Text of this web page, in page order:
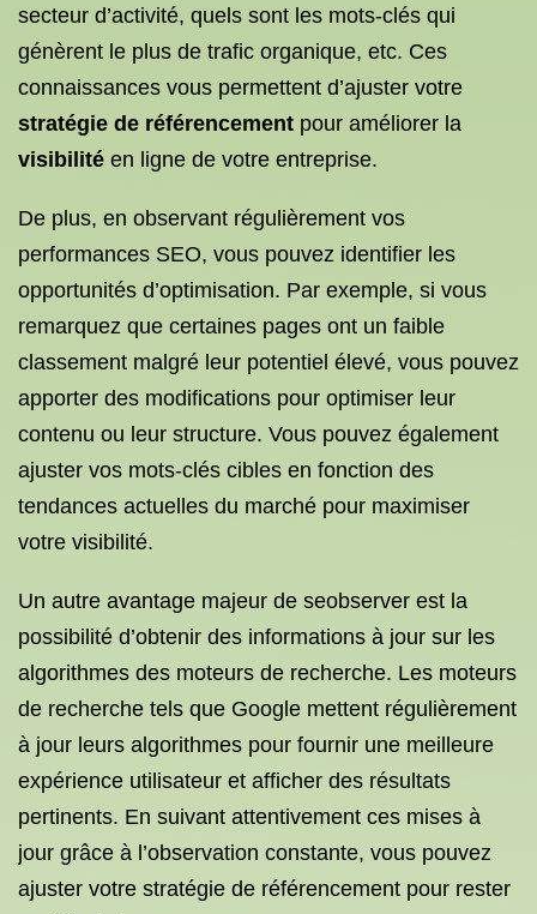
secteur d’activité, quels sont les mots-clés qui
génèrent le plus de trafic organique, etc. Ces
connaissances vous permettent d’ajuster votre
stratégie de référencement pour améliorer la
visibilité en ligne de votre entreprise.
De plus, en observant régulièrement vos
performances SEO, vous pouvez identifier les
opportunités d’optimisation. Par exemple, si vous
remarquez que certaines pages ont un faible
classement malgré leur potentiel élevé, vous pouvez
apporter des modifications pour optimiser leur
contenu ou leur structure. Vous pouvez également
ajuster vos mots-clés cibles en fonction des
tendances actuelles du marché pour maximiser
votre visibilité.
Un autre avantage majeur de seobserver est la
possibilité d’obtenir des informations à jour sur les
algorithmes des moteurs de recherche. Les moteurs
de recherche tels que Google mettent régulièrement
à jour leurs algorithmes pour fournir une meilleure
expérience utilisateur et afficher des résultats
pertinents. En suivant attentivement ces mises à
jour grâce à l’observation constante, vous pouvez
ajuster votre stratégie de référencement pour rester